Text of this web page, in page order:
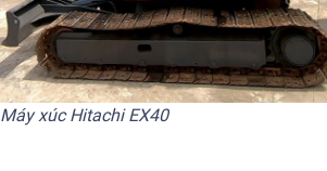
Máy xúc Hitachi EX40